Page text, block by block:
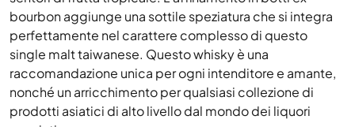
bourbon aggiunge una sottile speziatura che si integra
perfettamente nel carattere complesso di questo
single malt taiwanese. Questo whisky è una
raccomandazione unica per ogni intenditore e amante,
nonché un arricchimento per qualsiasi collezione di
prodotti asiatici di alto livello dal mondo dei liquori